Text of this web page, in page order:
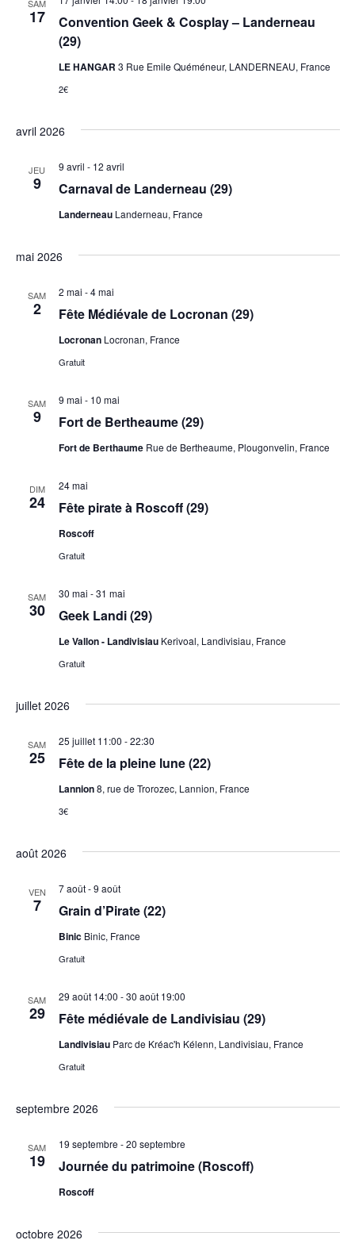
SAM
17
Convention Geek & Cosplay – Landerneau
(29)
LE HANGAR 3 Rue Emile Quéméneur, LANDERNEAU, France
2€
avril 2026
JEU
9 Carnaval de Landerneau (29)
9 avril - 12 avril
Landerneau Landerneau, France
mai 2026
SAM
2 Fête Médiévale de Locronan (29)
2 mai -4 mai
Locronan Locronan, France
Gratuit
SAM
9 Fort de Bertheaume (29)
9 mai - 10 mai
Fort de Berthaume Rue de Bertheaume, Plougonvelin, France
DIM
24 Fête pirate à Roscoff (29)
24 mai
Roscoff
Gratuit
SAM
30 Geek Landi (29)
30 mai -31 mai
Le Vallon - Landivisiau Kerivoal, Landivisiau, France
Gratuit
juillet 2026
SAM
25 Fête de la pleine lune (22)
25 juillet 11:00 -22:30
Lannion8, rue de Trorozec, Lannion, France
3€
août 2026
VEN
7 Grain d’Pirate (22)
7 août-9 août
Binic Binic, France
Gratuit
SAM
29 Fête médiévale de Landivisiau (29)
29 août 14:00 -30 août 19:00
Landivisiau Parc de Kréac'h Kélenn, Landivisiau, France
Gratuit
septembre 2026
SAM
19 Journée du patrimoine (Roscoff)
19 septembre -20 septembre
Roscoff
octobre 2026